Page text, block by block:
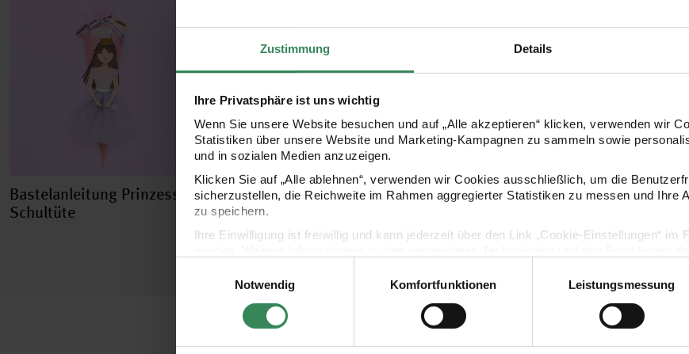
Zustimmung Details
Ihre Privatsphäre ist uns wichtig
Wenn Sie unsere Website besuchen und auf „Alle akzeptieren“ klicken, verwenden wir
Statistiken über unsere Website und Marketing-Kampagnen zu sammeln sowie
und in sozialen Medien anzuzeigen.
Klicken Sie auf „Alle ablehnen“, verwenden wir Cookies ausschließlich, um die
sicherzustellen, die Reichweite im Rahmen aggregierter Statistiken zu messen und Ihre
zu speichern.
Ihre Einwilligung ist freiwillig und kann jederzeit über den Link „Cookie-Einstellungen“ im
Impressum
Datenschutz Vertrag widerrufen
Notwendig
Komfortfunktionen Leistungsmessung
Bastelanleitung Prinzessin
Schultüte